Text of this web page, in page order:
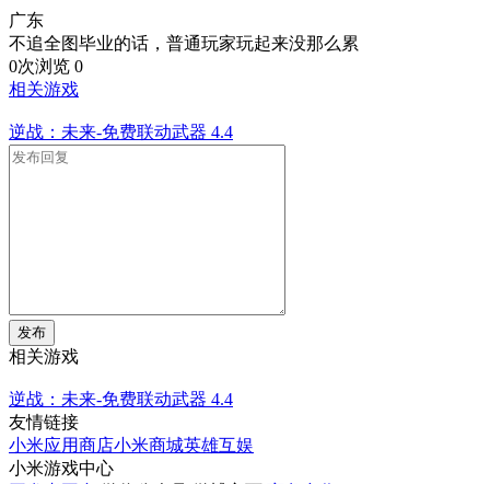
广东
不追全图毕业的话，普通玩家玩起来没那么累
0次浏览 0
相关游戏
逆战：未来-免费联动武器 4.4
发布
相关游戏
逆战：未来-免费联动武器 4.4
友情链接
小米应用商店小米商城英雄互娱
小米游戏中心